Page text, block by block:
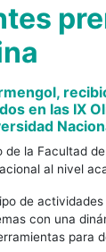
en las IX
la Facultad
al nivel
de
con una
para